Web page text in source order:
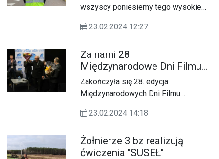
wszyscy poniesiemy tego wysokie
podkreśla, że już rozpoczęła się wojna
do ulg proponowanych przez KE,
postawy rządu oraz decyzji premiera,
by na listę infrastruktury krytycznej
wciągnąć przejścia graniczne z
Ukrainą, wskazane odcinki dróg i
torów kolejowych? - o tym dowiedzą
gościem, członkiem Zamojskiego
Towarzystwa Rolniczego.
23.02.2024 12:27
Za nami 28.
Międzynarodowe Dni Filmu
Religijnego "Sacrofilm"
Zakończyła się 28. edycja
Międzynarodowych Dni Filmu
Festiwal odbywał się w zamojskim
(22.02).
23.02.2024 14:18
Żołnierze 3 bz realizują
ćwiczenia "SUSEŁ"